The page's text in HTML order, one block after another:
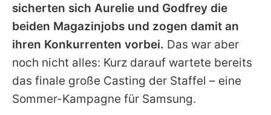
sicherten sich Aurelie und Godfrey die
beiden Magazinjobs und zogen damit an
ihren Konkurrenten vorbei. Das war aber
noch nicht alles: Kurz darauf wartete bereits
das finale große Casting der Staffel – eine
Sommer-Kampagne für Samsung.